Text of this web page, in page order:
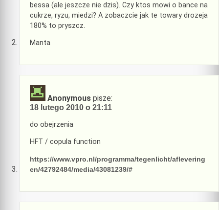
bessa (ale jeszcze nie dzis). Czy ktos mowi o bance na
cukrze, ryzu, miedzi? A zobaczcie jak te towary drozeja
180% to pryszcz.
Manta
Anonymous pisze:
18 lutego 2010 o 21:11
do obejrzenia
HFT / copula function
https://www.vpro.nl/programma/tegenlicht/aflevering
en/42792484/media/43081239/#